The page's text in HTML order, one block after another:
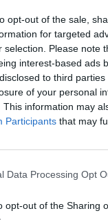
opt-out of the sale,
for targeted
selection. Please note
interest-based ads
to third
of your personal
This information may
Participants that may
Data Processing Opt
opt-out of the Sharing